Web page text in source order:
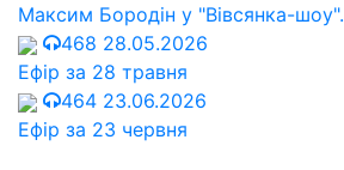
Максим Бородін у "Вівсянка-шоу".
468 28.05.2026
Ефір за 28 травня
464 23.06.2026
Ефір за 23 червня